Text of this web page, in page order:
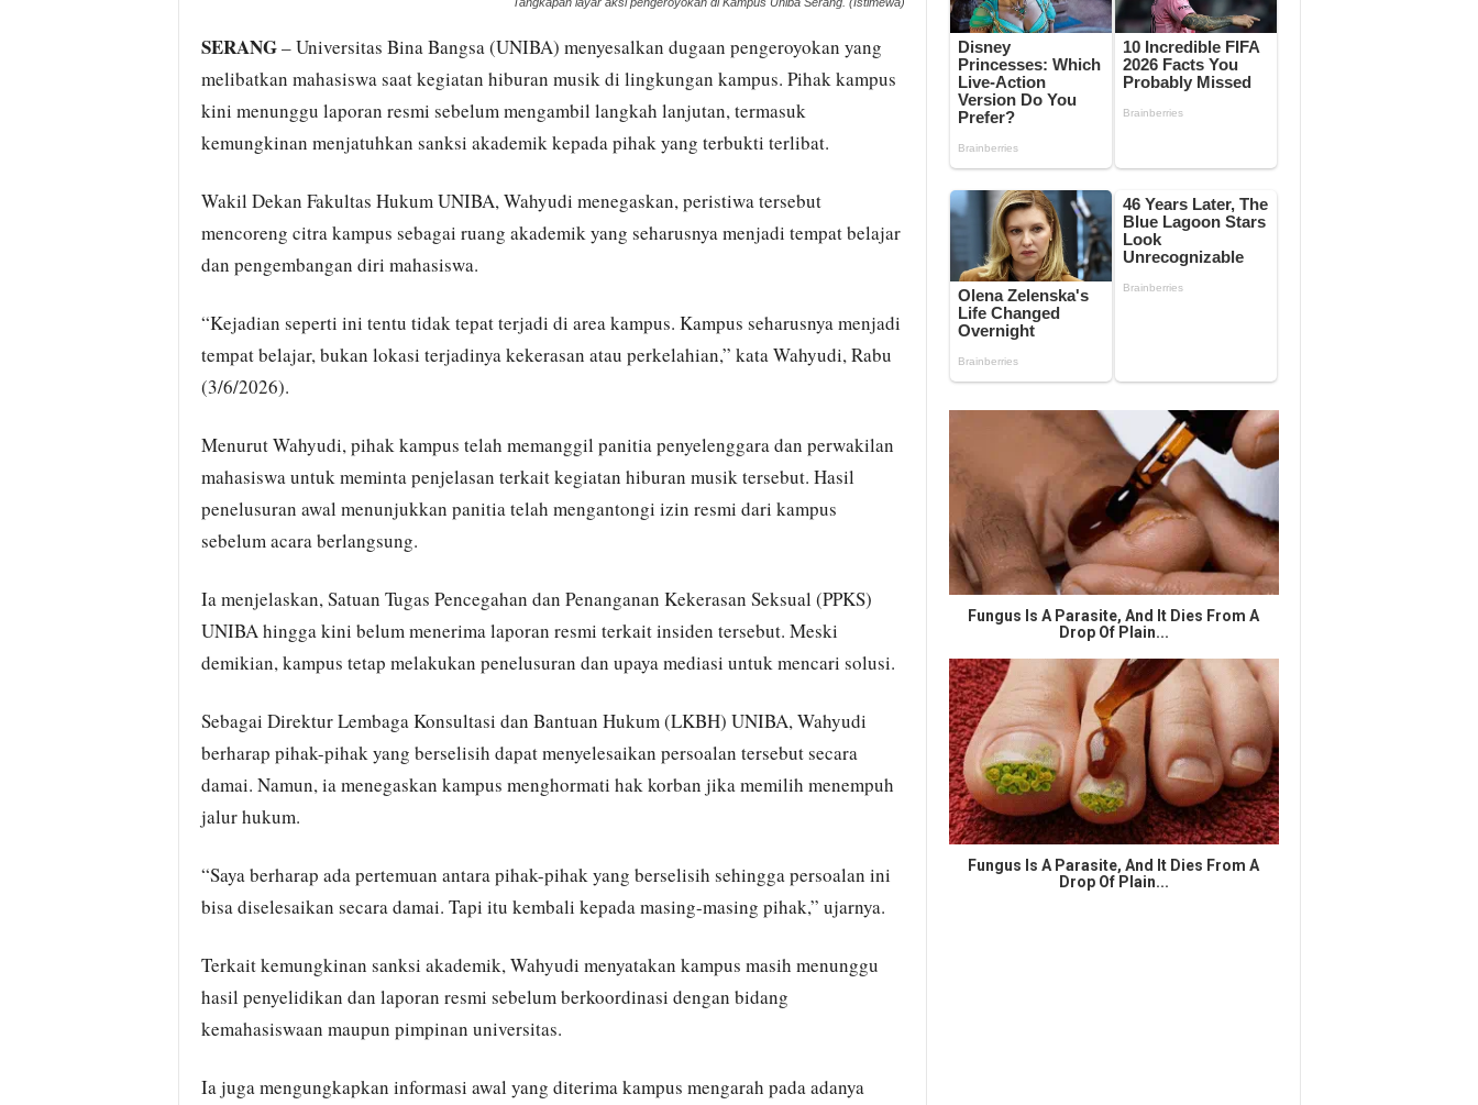
SERANG– Universitas Bina Bangsa (UNIBA) menyesalkan dugaan pengeroyokan yang
melibatkan mahasiswa saat kegiatan hiburan musik di lingkungan kampus. Pihak kampus
kini menunggu laporan resmi sebelum mengambil langkah lanjutan, termasuk
kemungkinan menjatuhkan sanksi akademik kepada pihak yang terbukti terlibat.
Wakil Dekan Fakultas Hukum UNIBA, Wahyudi menegaskan, peristiwa tersebut
mencoreng citra kampus sebagai ruang akademik yang seharusnya menjadi tempat belajar
dan pengembangan diri mahasiswa.
“Kejadian seperti ini tentu tidak tepat terjadi di area kampus. Kampus seharusnya menjadi
tempat belajar, bukan lokasi terjadinya kekerasan atau perkelahian,” kata Wahyudi, Rabu
(3/6/2026).
Menurut Wahyudi, pihak kampus telah memanggil panitia penyelenggara dan perwakilan
mahasiswa untuk meminta penjelasan terkait kegiatan hiburan musik tersebut. Hasil
penelusuran awal menunjukkan panitia telah mengantongi izin resmi dari kampus
sebelum acara berlangsung.
Ia menjelaskan, Satuan Tugas Pencegahan dan Penanganan Kekerasan Seksual (PPKS)
UNIBA hingga kini belum menerima laporan resmi terkait insiden tersebut. Meski
demikian, kampus tetap melakukan penelusuran dan upaya mediasi untuk mencari solusi.
Sebagai Direktur Lembaga Konsultasi dan Bantuan Hukum (LKBH) UNIBA, Wahyudi
berharap pihak-pihak yang berselisih dapat menyelesaikan persoalan tersebut secara
damai. Namun, ia menegaskan kampus menghormati hak korban jika memilih menempuh
jalur hukum.
“Saya berharap ada pertemuan antara pihak-pihak yang berselisih sehingga persoalan ini
bisa diselesaikan secara damai. Tapi itu kembali kepada masing-masing pihak,” ujarnya.
Terkait kemungkinan sanksi akademik, Wahyudi menyatakan kampus masih menunggu
hasil penyelidikan dan laporan resmi sebelum berkoordinasi dengan bidang
kemahasiswaan maupun pimpinan universitas.
Ia juga mengungkapkan informasi awal yang diterima kampus mengarah pada adanya
Fungus Is A Parasite, And It Dies From A
Drop Of Plain...
Fungus Is A Parasite, And It Dies From A
Drop Of Plain...